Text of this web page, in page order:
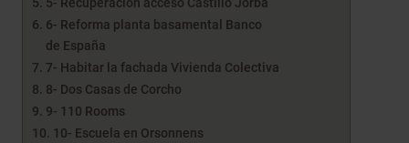
5- Recuperación acceso Castillo Jorba
6- Reforma planta basamental Banco
de España
7- Habitar la fachada Vivienda Colectiva
8- Dos Casas de Corcho
9- 110 Rooms
10- Escuela en Orsonnens